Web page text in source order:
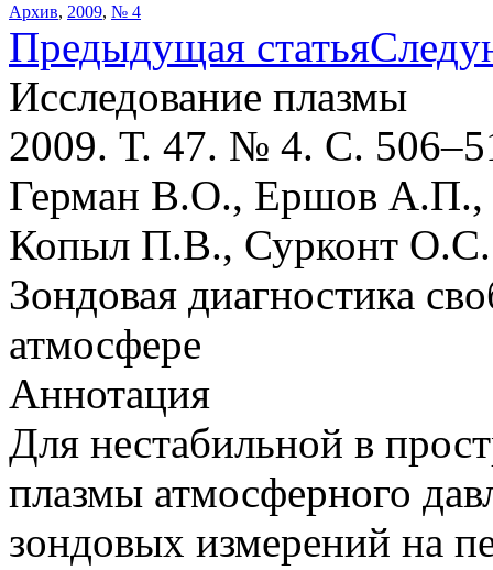
Архив, 2009, № 4
Предыдущая статья
Исследование плазмы
2009. Т. 47. № 4. С.
Герман В.О., Ершов
Копыл П.В., Сурконт О.С.
Зондовая диагностика
атмосфере
Аннотация
Для нестабильной в
плазмы атмосферного
зондовых измерений на